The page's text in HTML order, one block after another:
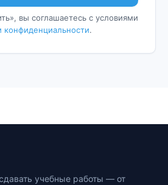
вы соглашаетесь с условиями
конфиденциальности.
учебные работы — от